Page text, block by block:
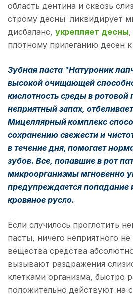
область дентина и сквозь
строму десны, ликвидирует
дисбаланс, укрепляет десны,
плотному прилеганию десен
Зубная паста "Натуроник
высокой очищающей
кислотность среды в ротовой
неприятный запах,
Мицеллярный комплекс
сохранению свежести и
в течение дня, помогает
зубов. Все, попавшие в рот
микроорганизмы мгновенно
предупреждается попадание
кровяное русло.
Если случилось проглотить
пасты, ничего неприятного
вещества средства
вызывают раздражения
клетками организма, быстро
положительно действуют на